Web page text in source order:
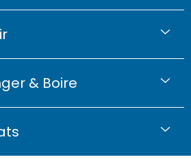
& Boire